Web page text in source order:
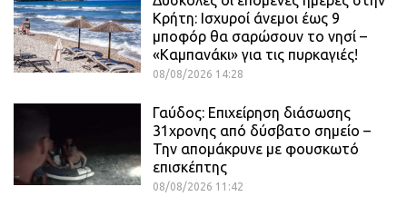
Κρήτη: Ισχυροί άνεμοι έως 9
μποφόρ θα σαρώσουν το νησί –
«Καμπανάκι» για τις πυρκαγιές!
08/08/2026 14:28
Γαύδος: Επιχείρηση διάσωσης
31χρονης από δύσβατο σημείο –
Την απομάκρυνε με φουσκωτό
επισκέπτης
08/08/2026 11:42